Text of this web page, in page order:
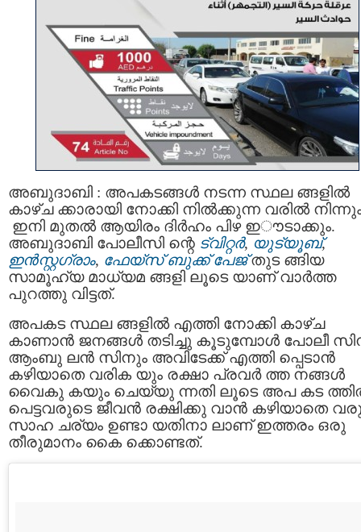
അബുദാബി : അപകടങ്ങൾ നടന്ന സ്ഥല ങ്ങളിൽ
കാഴ്ച ക്കാരായി നോക്കി നില്‍ക്കുന്ന വരില്‍
ഇനി മുതല്‍ ആയിരം ദിർഹം പിഴ ഇൗടാക്കും.
അബുദാബി പോലീസി ന്റെ ട്വിറ്റര്‍, യുട്യൂബ്,
ഇന്‍സ്റ്റഗ്രാം, ഫേയ്സ് ബുക്ക് പേജ്തുട ങ്ങിയ
സാമൂഹ്യ മാധ്യമ ങ്ങളി ലൂടെ യാണ് വാര്‍ത്ത
പുറത്തു വിട്ടത്.
അപകട സ്ഥല ങ്ങളില്‍ എത്തി നോക്കി കാഴ്ച
കാണാന്‍ ജനങ്ങൾ തടിച്ചു കൂടുമ്പോള്‍ പോലീ
ആംബു ലന്‍ സിനും അവിടേക്ക് എത്തി പ്പെടാന്‍
കഴിയാതെ വരിക യും രക്ഷാ പ്രവര്‍ ത്ത നങ്ങള്‍
വൈകു കയും ചെയ്യു ന്നതി ലൂടെ അപ കട
പെട്ടവരുടെ ജീവന്‍ രക്ഷിക്കു വാന്‍ കഴിയാതെ
സാഹ ചര്യം ഉണ്ടാ യതിനാ ലാണ് ഇത്തരം ഒരു
തീരുമാനം കൈ ക്കൊണ്ടത്.